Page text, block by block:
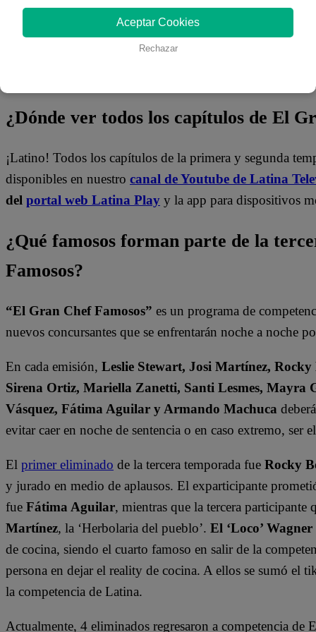
¿Dónde ver todos los capítulos de El
¡Latino! Todos los capítulos de la primera y segunda
disponibles en nuestro canal de Youtube de Latina
del portal web Latina Play y la app para dispositivos
¿Qué famosos forman parte de la
Famosos?
“El Gran Chef Famosos” es un programa de
nuevos concursantes que se enfrentarán noche a noche
En cada emisión, Leslie Stewart, Josi Martínez, Rocky
Sirena Ortiz, Mariella Zanetti, Santi Lesmes, Mayra
Vásquez, Fátima Aguilar y Armando Machuca
evitar caer en noche de sentencia o en caso extremo, ser
El primer eliminado de la tercera temporada fue Rocky
y jurado en medio de aplausos. El exparticipante
fue Fátima Aguilar, mientras que la tercera
Martínez, la ‘Herbolaria del pueblo’. El ‘Loco’ Wagner
de cocina, siendo el cuarto famoso en salir de la
persona en dejar el reality de cocina. A ellos se sumó el
la competencia de Latina.
Actualmente, 4 eliminados regresaron a competencia de
Aceptar Cookies
Rechazar